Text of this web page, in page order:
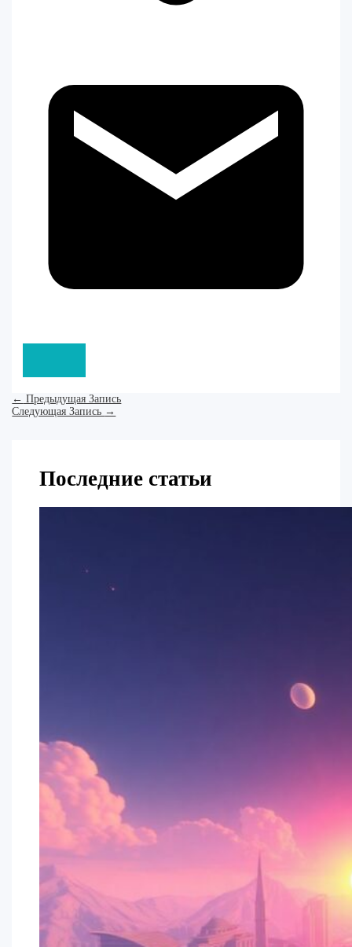
← Предыдущая Запись
Следующая Запись →
Последние статьи